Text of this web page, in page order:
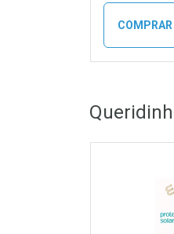
COMPRAR
Por